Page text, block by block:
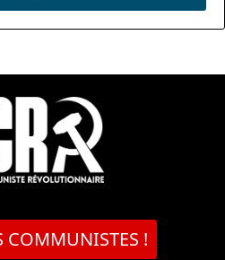
COMMUNISTES !